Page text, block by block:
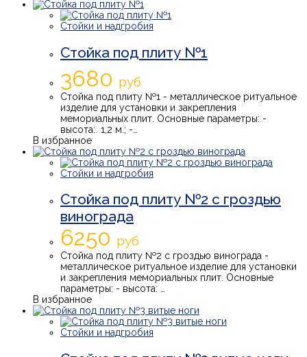
Стойки и надгробия
Стойка под плиту №1
3680 руб
Стойка под плиту №1 - металлическое ритуальное
изделие для установки и закрепления
мемориальных плит. Основные параметры: -
высота: 1,2 м.; -…
В избранное
Стойки и надгробия
Стойка под плиту №2 с гроздью
винограда
6250 руб
Стойка под плиту №2 с гроздью винограда -
металлическое ритуальное изделие для установки
и закрепления мемориальных плит. Основные
параметры: - высота: …
В избранное
Стойки и надгробия